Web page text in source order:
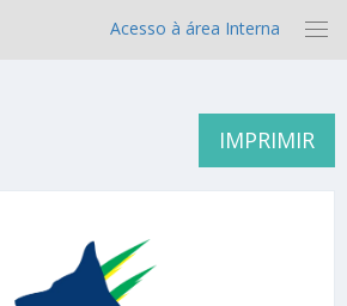
Acesso à área Interna
IMPRIMIR